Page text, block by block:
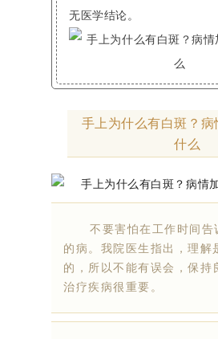
无医学结论。
手上为什么有白斑？病
什么
不要害怕在工作时间告
的病。我院医生指出，理解
的，所以不能有误会，保持
治疗疾病很重要。